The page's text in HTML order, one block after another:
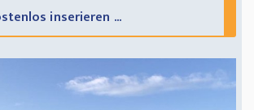
inserieren ...